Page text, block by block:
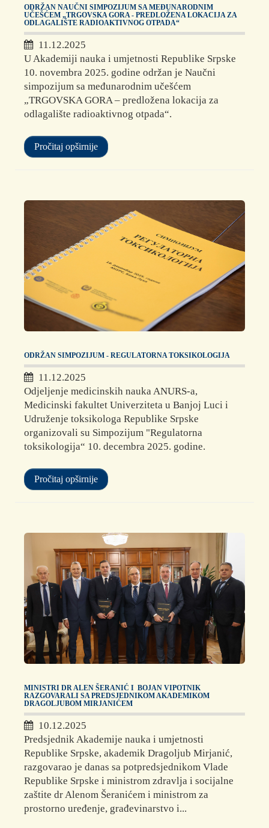
ODRŽAN NAUČNI SIMPOZIJUM SA MEĐUNARODNIM
UČEŠĆEM „TRGOVSKA GORA - PREDLOŽENA LOKACIJA ZA
ODLAGALIŠTE RADIOAKTIVNOG OTPADA“
11.12.2025
U Akademiji nauka i umjetnosti Republike Srpske
10. novembra 2025. godine održan je Naučni
simpozijum sa međunarodnim učešćem
„TRGOVSKA GORA – predložena lokacija za
odlagalište radioaktivnog otpada“.
Pročitaj opširnije
ODRŽAN SIMPOZIJUM - REGULATORNA TOKSIKOLOGIJA
11.12.2025
Odjeljenje medicinskih nauka ANURS-a,
Medicinski fakultet Univerziteta u Banjoj Luci i
Udruženje toksikologa Republike Srpske
organizovali su Simpozijum "Regulatorna
toksikologija“ 10. decembra 2025. godine.
Pročitaj opširnije
MINISTRI DR ALEN ŠERANIĆ I BOJAN VIPOTNIK
RAZGOVARALI SA PREDSJEDNIKOM AKADEMIKOM
DRAGOLJUBOM MIRJANIĆEM
10.12.2025
Predsjednik Akademije nauka i umjetnosti
Republike Srpske, akademik Dragoljub Mirjanić,
razgovarao je danas sa potpredsjednikom Vlade
Republike Srpske i ministrom zdravlja i socijalne
zaštite dr Alenom Šeranićem i ministrom za
prostorno uređenje, građevinarstvo i...